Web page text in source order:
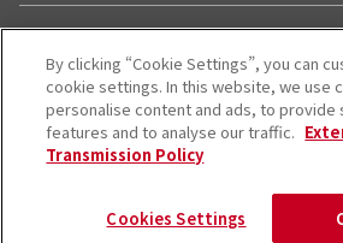
X公式アカウント YouTube公
© System Support Inc.
By clicking “Cookie Settings”, you can
cookie settings. In this website, we
personalise content and ads, to provide
features and to analyse our traffic.
Transmission Policy
Cookies Settings